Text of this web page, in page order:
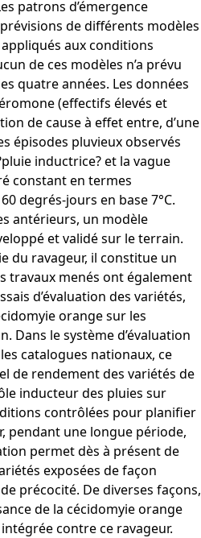
patrons d’émergence
de différents modèles
aux conditions
de ces modèles n’a prévu
quatre années. Les données
(effectifs élevés et
de cause à effet entre, d’une
épisodes pluvieux observés
inductrice? et la vague
constant en termes
degrés-jours en base 7°C.
antérieurs, un modèle
et validé sur le terrain.
du ravageur, il constitue un
travaux menés ont également
d’évaluation des variétés,
orange sur les
Dans le système d’évaluation
catalogues nationaux, ce
de rendement des variétés de
inducteur des pluies sur
contrôlées pour planifier
pendant une longue période,
permet dès à présent de
exposées de façon
précocité. De diverses façons,
de la cécidomyie orange
contre ce ravageur.